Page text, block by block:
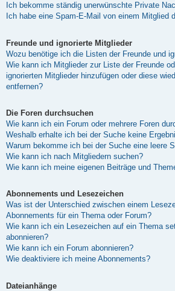
Ich bekomme ständig unerwünschte Private
Ich habe eine Spam-E-Mail von einem Mitglied
Freunde und ignorierte Mitglieder
Wozu benötige ich die Listen der Freunde und
Wie kann ich Mitglieder zur Liste der Freunde
ignorierten Mitglieder hinzufügen oder diese
entfernen?
Die Foren durchsuchen
Wie kann ich ein Forum oder mehrere Foren
Weshalb erhalte ich bei der Suche keine
Warum bekomme ich bei der Suche eine leere
Wie kann ich nach Mitgliedern suchen?
Wie kann ich meine eigenen Beiträge und
Abonnements und Lesezeichen
Was ist der Unterschied zwischen einem
Abonnements für ein Thema oder Forum?
Wie kann ich ein Lesezeichen auf ein Thema
abonnieren?
Wie kann ich ein Forum abonnieren?
Wie deaktiviere ich meine Abonnements?
Dateianhänge